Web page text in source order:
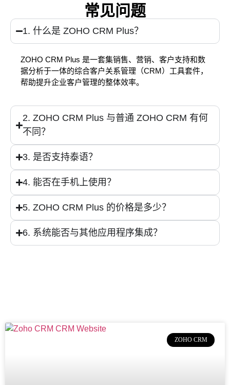
常见问题
1. 什么是 ZOHO CRM Plus？
ZOHO CRM Plus 是一套集销售、营销、客户支持和数
据分析于一体的综合客户关系管理（CRM）工具套件，
帮助提升企业客户管理的整体效率。
2. ZOHO CRM Plus 与普通 ZOHO CRM 有何
不同？
3. 是否支持泰语？
4. 能否在手机上使用？
5. ZOHO CRM Plus 的价格是多少？
6. 系统能否与其他应用程序集成？
ZOHO CRM